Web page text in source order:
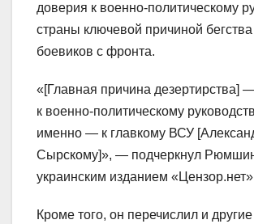
доверия к военно-политическому
страны ключевой причиной бегства
боевиков с фронта.
«[Главная причина дезертирства]
к военно-политическому
именно — к главкому ВСУ
Сырскому]», — подчеркнул
украинским изданием
Кроме того, он перечислил и